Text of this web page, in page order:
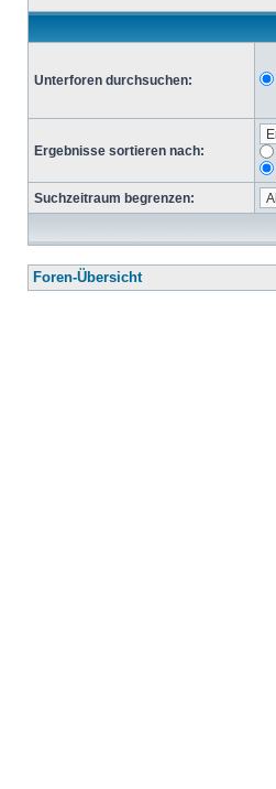
Unterforen durchsuchen:
Ergebnisse sortieren nach:
Suchzeitraum begrenzen:
Foren-Übersicht